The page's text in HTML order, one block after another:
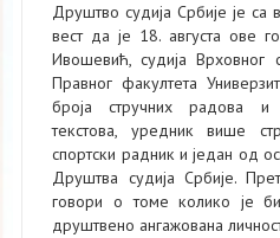
Друштво судија Србије је
вест да је 18. августа ове
Ивошевић, судија Врховног
Правног факултета
броја стручних радова и
текстова, уредник више
спортски радник и један од
Друштва судија Србије.
говори о томе колико је
друштвено ангажована